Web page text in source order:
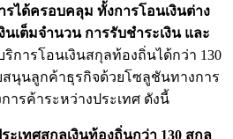
ได้ครอบคลุม ทั้งการโอนเงินต่าง
นเต็มจำนวนการรับชำระเงิน และ
ริการโอนเงินสกุลท้องถิ่นได้กว่า 130
นุนลูกค้าธุรกิจด้วยโซลูชันทางการ
รค้าระหว่างประเทศ ดังนี้
ะเทศสกุลเงินท้องถิ่นกว่า 130 สกุล